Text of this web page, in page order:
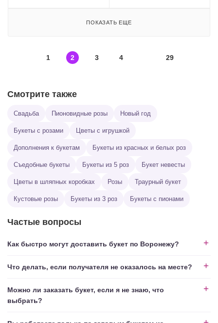
ПОКАЗАТЬ ЕЩЕ
1 2 3 4 29
Смотрите также
Свадьба Пионовидные розы Новый год
Букеты с розами Цветы с игрушкой
Дополнения к букетам Букеты из красных и белых роз
Съедобные букеты Букеты из 5 роз Букет невесты
Цветы в шляпных коробках Розы Траурный букет
Кустовые розы Букеты из 3 роз Букеты с пионами
Частые вопросы
Как быстро могут доставить букет по Воронежу?
Что делать, если получателя не оказалось на месте?
Можно ли заказать букет, если я не знаю, что
выбрать?